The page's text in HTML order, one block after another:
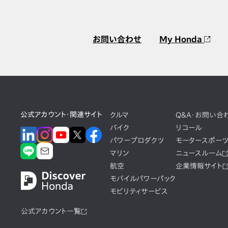
お問い合わせ My Honda
公式アカウント・関連サイト
公式アカウント一覧
クルマ
バイク
パワープロダクツ
マリン
航空
モバイルパワーパック
モビリティサービス
Q&A・お問い合
リコール
モータースポーツ
ニュースルーム
企業情報サイト